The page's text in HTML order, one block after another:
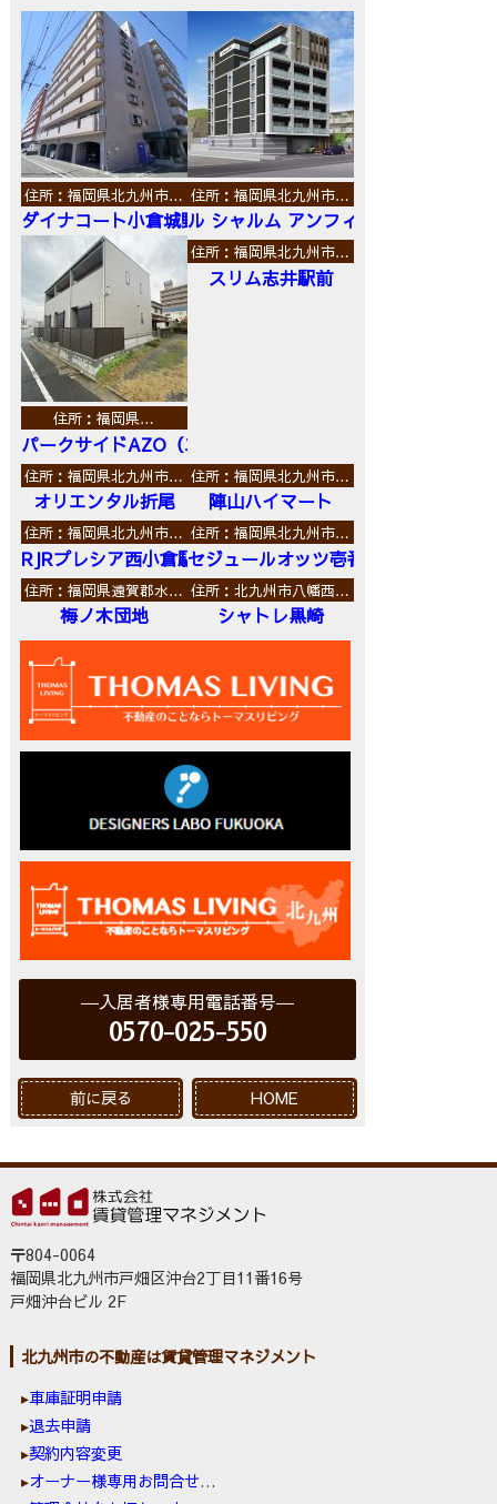
住所：福岡県北九州市…
ダイナコート小倉城野
住所：福岡県北九州市…
ル シャルム アンフィニ
住所：福岡県…
パークサイドAZO（エーゼットオー）
住所：福岡県北九州市…
スリム志井駅前
住所：福岡県北九州市…
オリエンタル折尾
住所：福岡県北九州市…
陣山ハイマート
住所：福岡県北九州市…
RJRプレシア西小倉駅前
住所：福岡県北九州市…
セジュールオッツ壱番館
住所：福岡県遠賀郡水…
梅ノ木団地
住所：北九州市八幡西…
シャトレ黒崎
入居者様専用電話番号
0570-025-550
前に戻る HOME
〒804-0064
福岡県北九州市戸畑区沖台2丁目11番16号
戸畑沖台ビル 2F
北九州市の不動産は賃貸管理マネジメント
車庫証明申請
退去申請
契約内容変更
オーナー様専用お問合せ窓口